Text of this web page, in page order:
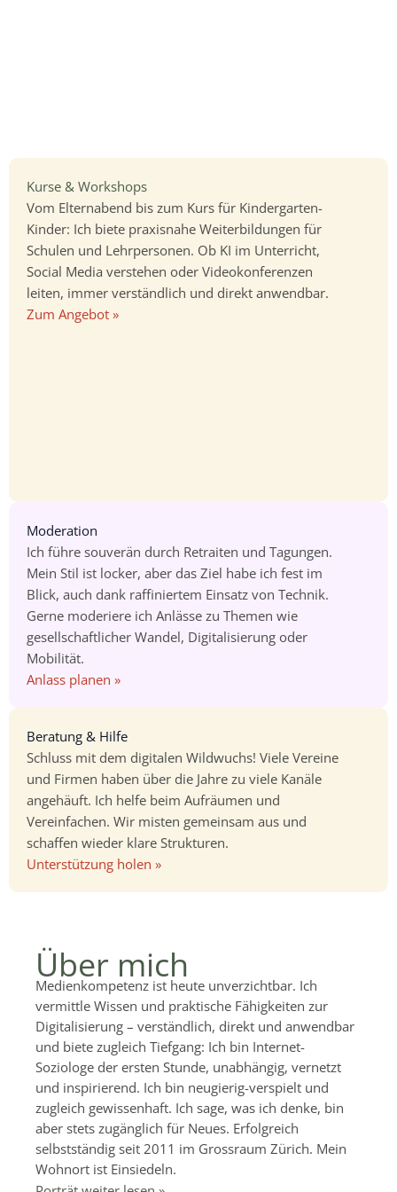
Kurse & Workshops
Vom Elternabend bis zum Kurs für Kindergarten-
Kinder: Ich biete praxisnahe Weiterbildungen für
Schulen und Lehrpersonen. Ob KI im Unterricht,
Social Media verstehen oder Videokonferenzen
leiten, immer verständlich und direkt anwendbar.
Zum Angebot »
Moderation
Ich führe souverän durch Retraiten und Tagungen.
Mein Stil ist locker, aber das Ziel habe ich fest im
Blick, auch dank raffiniertem Einsatz von Technik.
Gerne moderiere ich Anlässe zu Themen wie
gesellschaftlicher Wandel, Digitalisierung oder
Mobilität.
Anlass planen »
Beratung & Hilfe
Schluss mit dem digitalen Wildwuchs! Viele Vereine
und Firmen haben über die Jahre zu viele Kanäle
angehäuft. Ich helfe beim Aufräumen und
Vereinfachen. Wir misten gemeinsam aus und
schaffen wieder klare Strukturen.
Unterstützung holen »
Über mich
Medienkompetenz ist heute unverzichtbar. Ich
vermittle Wissen und praktische Fähigkeiten zur
Digitalisierung – verständlich, direkt und anwendbar
und biete zugleich Tiefgang: Ich bin Internet-
Soziologe der ersten Stunde, unabhängig, vernetzt
und inspirierend. Ich bin neugierig-verspielt und
zugleich gewissenhaft. Ich sage, was ich denke, bin
aber stets zugänglich für Neues. Erfolgreich
selbstständig seit 2011 im Grossraum Zürich. Mein
Wohnort ist Einsiedeln.